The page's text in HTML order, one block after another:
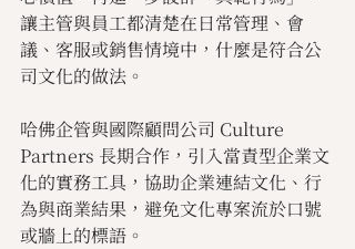
讓主管與員工都清楚在日常管理、會
議、客服或銷售情境中，什麼是符合公
司文化的做法。
哈佛企管與國際顧問公司 Culture
Partners 長期合作，引入當責型企業文
化的實務工具，協助企業連結文化、行
為與商業結果，避免文化專案流於口號
或牆上的標語。